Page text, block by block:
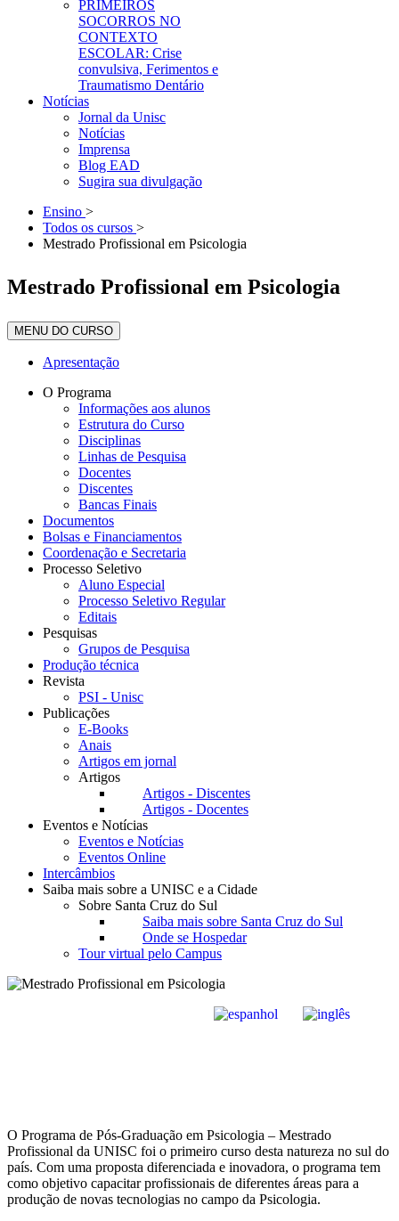
PRIMEIROS
SOCORROS NO
CONTEXTO
ESCOLAR: Crise
convulsiva, Ferimentos e
Traumatismo Dentário
Notícias
Jornal da Unisc
Notícias
Imprensa
Blog EAD
Sugira sua divulgação
Ensino >
Todos os cursos >
Mestrado Profissional em Psicologia
Mestrado Profissional em Psicologia
MENU DO CURSO
Apresentação
O Programa
Informações aos alunos
Estrutura do Curso
Disciplinas
Linhas de Pesquisa
Docentes
Discentes
Bancas Finais
Documentos
Bolsas e Financiamentos
Coordenação e Secretaria
Processo Seletivo
Aluno Especial
Processo Seletivo Regular
Editais
Pesquisas
Grupos de Pesquisa
Produção técnica
Revista
PSI - Unisc
Publicações
E-Books
Anais
Artigos em jornal
Artigos
Artigos - Discentes
Artigos - Docentes
Eventos e Notícias
Eventos e Notícias
Eventos Online
Intercâmbios
Saiba mais sobre a UNISC e a Cidade
Sobre Santa Cruz do Sul
Saiba mais sobre Santa Cruz do Sul
Onde se Hospedar
Tour virtual pelo Campus
O Programa de Pós-Graduação em Psicologia – Mestrado
Profissional da UNISC foi o primeiro curso desta natureza no sul do
país. Com uma proposta diferenciada e inovadora, o programa tem
como objetivo capacitar profissionais de diferentes áreas para a
produção de novas tecnologias no campo da Psicologia.